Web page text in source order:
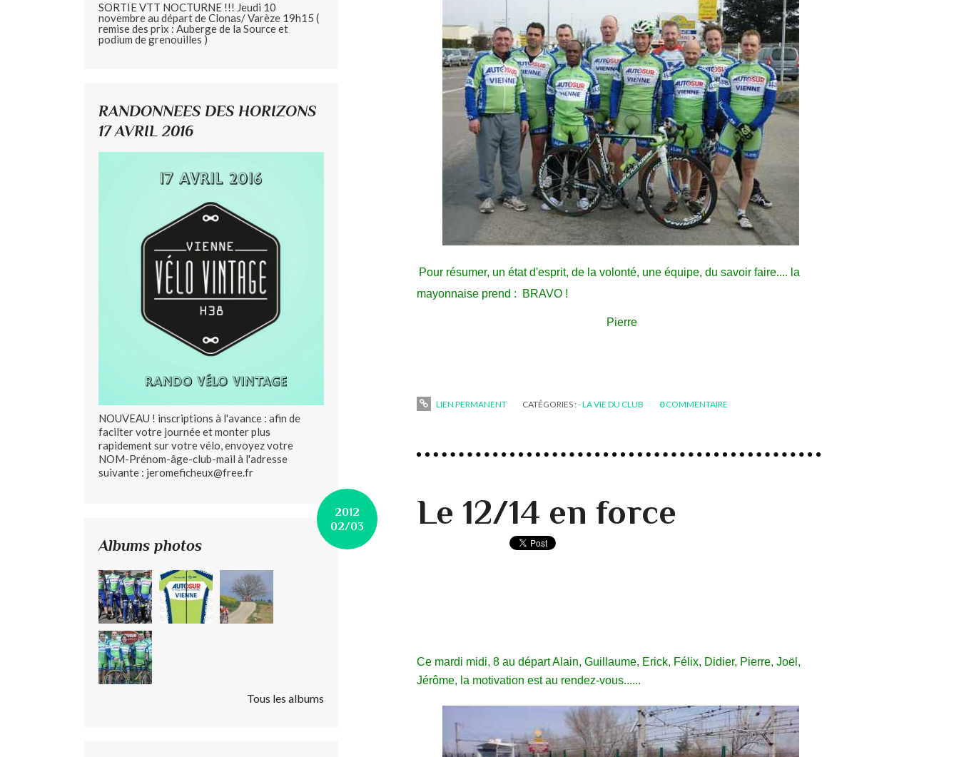
SORTIE VTT NOCTURNE !!! Jeudi 10
novembre au départ de Clonas/ Varèze 19h15 (
remise des prix : Auberge de la Source et
podium de grenouilles )
RANDONNEES DES HORIZONS
17 AVRIL 2016
NOUVEAU ! inscriptions à l'avance : afin de
facilter votre journée et monter plus
rapidement sur votre vélo, envoyez votre
NOM-Prénom-âge-club-mail à l'adresse
suivante : jeromeficheux@free.fr
Albums photos
Tous les albums
Pour résumer, un état d'esprit, de la volonté, une équipe, du savoir faire.... la
mayonnaise prend : BRAVO !
Pierre
LIEN PERMANENT CATÉGORIES :- LA VIE DU CLUB 0COMMENTAIRE
2012
02/03
Le 12/14 en force
Ce mardi midi, 8 au départ Alain, Guillaume, Erick, Félix, Didier, Pierre, Joël,
Jérôme, la motivation est au rendez-vous......